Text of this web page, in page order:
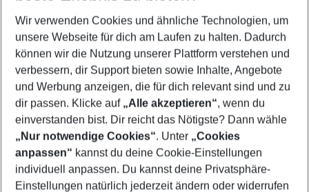
2 Erwachsene Keine Kinder
Mehr Filter anzeigen
Footer
Footer navigation
Über uns
Wir verwenden Cookies und ähnliche Technologien, um
unsere Webseite für dich am Laufen zu halten. Dadurch
können wir die Nutzung unserer Plattform verstehen und
verbessern, dir Support bieten sowie Inhalte, Angebote
und Werbung anzeigen, die für dich relevant sind und zu
dir passen. Klicke auf „Alle akzeptieren“, wenn du
einverstanden bist. Dir reicht das Nötigste? Dann wähle
„Nur notwendige Cookies“. Unter „Cookies
anpassen“ kannst du deine Cookie-Einstellungen
individuell anpassen. Du kannst deine Privatsphäre-
Einstellungen natürlich jederzeit ändern oder widerrufen